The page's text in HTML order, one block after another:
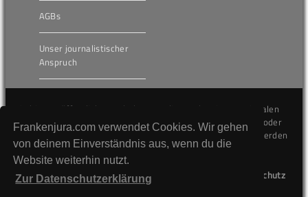
Frankenjura.com verwendet Cookies. Wir gehen
von deinem Einverständnis aus, wenn du die
Website weiterhin nutzt.
Zur Datenschutzerklärung
AGBs
Unser journalistischer
Anspruch
Die hier veröffentlichten Inhalte unterliegen dem internationalen
Urheberrecht (Copyright) und dürfen nicht kopiert, verändert oder
unverändert wiederveröffentlicht werden. Gegen Verstöße werden
wir auf juristischem Wege vorgehen.
Kontakt
Datenschutz